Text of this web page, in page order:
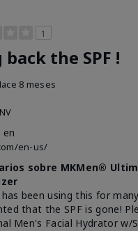
1
the SPF !
8 meses
en
en-us/
sobre MKMen®
has been using this for
that the SPF is gone!
Men's Facial Hydrator w/